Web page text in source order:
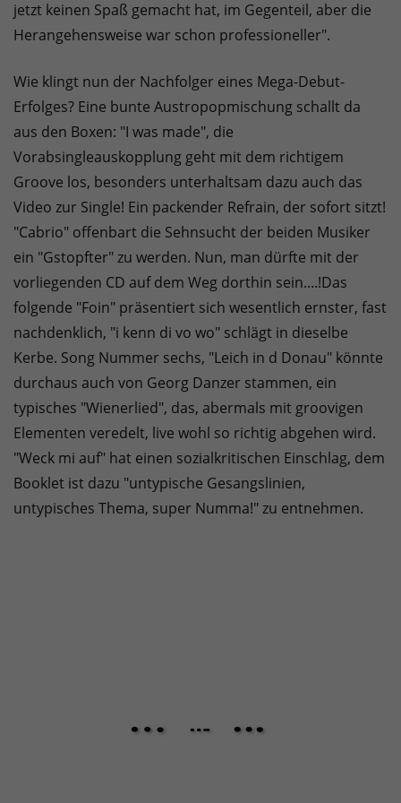
jetzt keinen Spaß gemacht hat, im Gegenteil, aber die
Herangehensweise war schon professioneller".
Wie klingt nun der Nachfolger eines Mega-Debut-
Erfolges? Eine bunte Austropopmischung schallt da
aus den Boxen: "I was made", die
Vorabsingleauskopplung geht mit dem richtigem
Groove los, besonders unterhaltsam dazu auch das
Video zur Single! Ein packender Refrain, der sofort sitzt!
"Cabrio" offenbart die Sehnsucht der beiden Musiker
ein "Gstopfter" zu werden. Nun, man dürfte mit der
vorliegenden CD auf dem Weg dorthin sein....!Das
folgende "Foin" präsentiert sich wesentlich ernster, fast
nachdenklich, "i kenn di vo wo" schlägt in dieselbe
Kerbe. Song Nummer sechs, "Leich in d Donau" könnte
durchaus auch von Georg Danzer stammen, ein
typisches "Wienerlied", das, abermals mit groovigen
Elementen veredelt, live wohl so richtig abgehen wird.
"Weck mi auf" hat einen sozialkritischen Einschlag, dem
Booklet ist dazu "untypische Gesangslinien,
untypisches Thema, super Numma!" zu entnehmen.